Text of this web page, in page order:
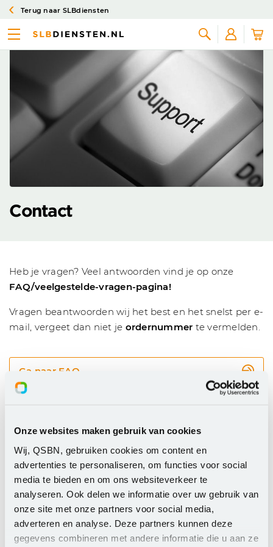
Onze websites maken gebruik van cookies
Wij, QSBN, gebruiken cookies om content en
advertenties te personaliseren, om functies voor social
media te bieden en om ons websiteverkeer te
analyseren. Ook delen we informatie over uw gebruik van
onze site met onze partners voor social media,
adverteren en analyse. Deze partners kunnen deze
gegevens combineren met andere informatie die u aan ze
Terug naar SLBdiensten
Contact
Heb je vragen? Veel antwoorden vind je op onze
FAQ/veelgestelde-vragen-pagina!
Vragen beantwoorden wij het best en het snelst per e-
mail, vergeet dan niet je ordernummer te vermelden.
Ga naar FAQ
Postbus 58003
1040 HA AMSTERDAM
KvK: 33281439
BTW: NL.8049.71.262.B01